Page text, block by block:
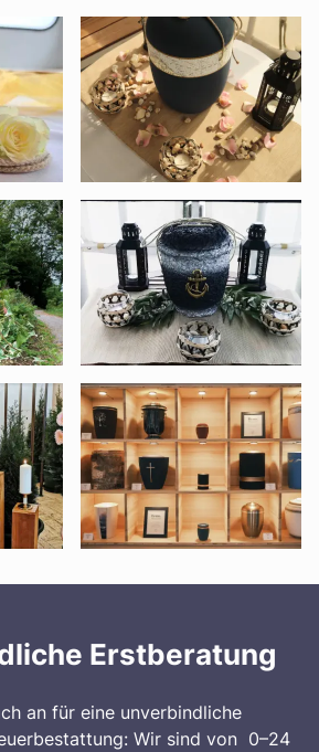
Erstberatung
an für eine unverbindliche
Wir sind von 0–24